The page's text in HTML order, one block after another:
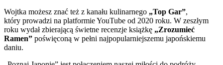
Wojtka możesz znać też z kanału kulinarnego „Top Gar”,
który prowadzi na platformie YouTube od 2020 roku. W zeszłym
roku wydał zbierającą świetne recenzje książkę „Zrozumieć
Ramen” poświęconą w pełni najpopularniejszemu japońskiemu
daniu.